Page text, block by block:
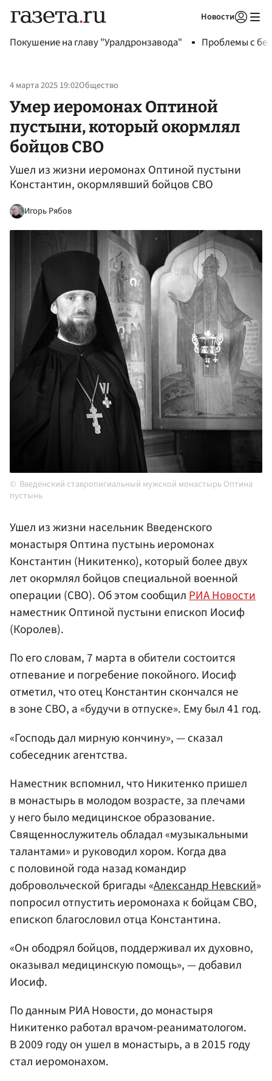
Новости
Покушение на главу "Уралдронзавода" Проблемы с
4 марта 2025 19:02Общество
Умер иеромонах Оптиной
пустыни, который окормлял
бойцов СВО
Ушел из жизни иеромонах Оптиной пустыни
Константин, окормлявший бойцов СВО
Игорь Рябов
Введенский ставропигиальный мужской монастырь Оптина
пустынь
Ушел из жизни насельник Введенского
монастыря Оптина пустынь иеромонах
Константин (Никитенко), который более двух
лет окормлял бойцов специальной военной
операции (СВО). Об этом сообщилРИА Новости
наместник Оптиной пустыни епископ Иосиф
(Королев).
По его словам, 7 марта в обители состоится
отпевание и погребение покойного. Иосиф
отметил, что отец Константин скончался не
в зоне СВО, а «будучи в отпуске». Ему был 41 год.
«Господь дал мирную кончину», — сказал
собеседник агентства.
Наместник вспомнил, что Никитенко пришел
в монастырь в молодом возрасте, за плечами
у него было медицинское образование.
Священнослужитель обладал «музыкальными
талантами» и руководил хором. Когда два
с половиной года назад командир
добровольческой бригады «Александр Невский»
попросил отпустить иеромонаха к бойцам СВО,
епископ благословил отца Константина.
«Он ободрял бойцов, поддерживал их духовно,
оказывал медицинскую помощь», — добавил
Иосиф.
По данным РИА Новости, до монастыря
Никитенко работал врачом-реаниматологом.
В 2009 году он ушел в монастырь, а в 2015 году
стал иеромонахом.